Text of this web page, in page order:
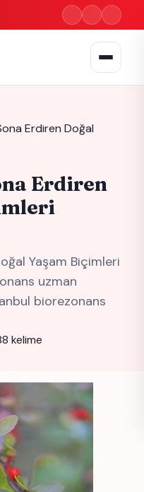
Erdiren Doğal
Erdiren
Yaşam Biçimleri
uzman
biorezonans
kelime